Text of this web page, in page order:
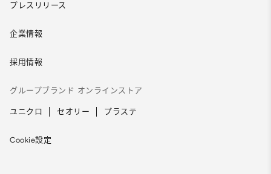
プレスリリース
企業情報
採用情報
グループブランド オンラインストア
ユニクロ セオリー プラステ
Cookie設定